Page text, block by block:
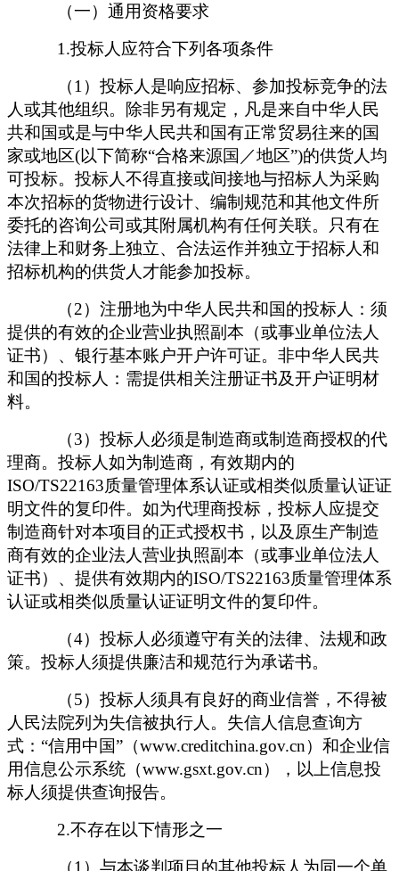
（一）通用资格要求
1.投标人应符合下列各项条件
（1）投标人是响应招标、参加投标竞争的法
人或其他组织。除非另有规定，凡是来自中华人民
共和国或是与中华人民共和国有正常贸易往来的国
家或地区(以下简称“合格来源国／地区”)的供货人均
可投标。投标人不得直接或间接地与招标人为采购
本次招标的货物进行设计、编制规范和其他文件所
委托的咨询公司或其附属机构有任何关联。只有在
法律上和财务上独立、合法运作并独立于招标人和
招标机构的供货人才能参加投标。
（2）注册地为中华人民共和国的投标人：须
提供的有效的企业营业执照副本（或事业单位法人
证书）、银行基本账户开户许可证。非中华人民共
和国的投标人：需提供相关注册证书及开户证明材
料。
（3）投标人必须是制造商或制造商授权的代
理商。投标人如为制造商，有效期内的
ISO/TS22163质量管理体系认证或相类似质量认证证
明文件的复印件。如为代理商投标，投标人应提交
制造商针对本项目的正式授权书，以及原生产制造
商有效的企业法人营业执照副本（或事业单位法人
证书）、提供有效期内的ISO/TS22163质量管理体系
认证或相类似质量认证证明文件的复印件。
（4）投标人必须遵守有关的法律、法规和政
策。投标人须提供廉洁和规范行为承诺书。
（5）投标人须具有良好的商业信誉，不得被
人民法院列为失信被执行人。失信人信息查询方
式： “信用中国”（www.creditchina.gov.cn）和企业信
用信息公示系统（www.gsxt.gov.cn），以上信息投
标人须提供查询报告。
2.不存在以下情形之一
（1）与本谈判项目的其他投标人为同一个单